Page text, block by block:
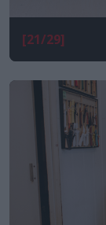
[21/29]